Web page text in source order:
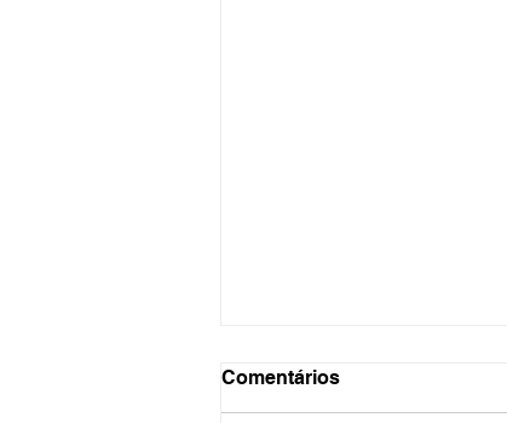
Comentários